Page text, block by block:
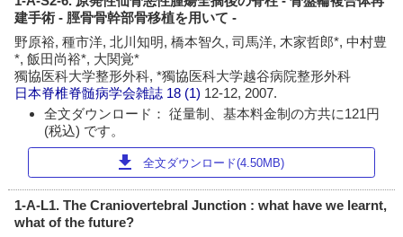
建手術 - 脛骨骨幹部骨移植を用いて -
野原裕, 種市洋, 北川知明, 橋本智久, 司馬洋, 木家哲郎*, 中村豊
*, 飯田尚裕*, 大関覚*
獨協医科大学整形外科, *獨協医科大学越谷病院整形外科
日本脊椎脊髄病学会雑誌 18 (1) 12-12, 2007.
全文ダウンロード： 従量制、基本料金制の方共に121円
(税込) です。
download 全文ダウンロード(4.50MB)
1-A-L1. The Craniovertebral Junction : what have we learnt,
what of the future?